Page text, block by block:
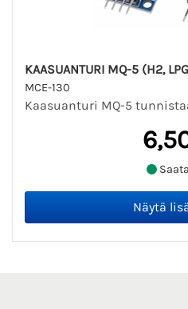
KAASUANTURI MQ-5 (H2,
MCE-130
Kaasuanturi MQ-5 tunnistaa